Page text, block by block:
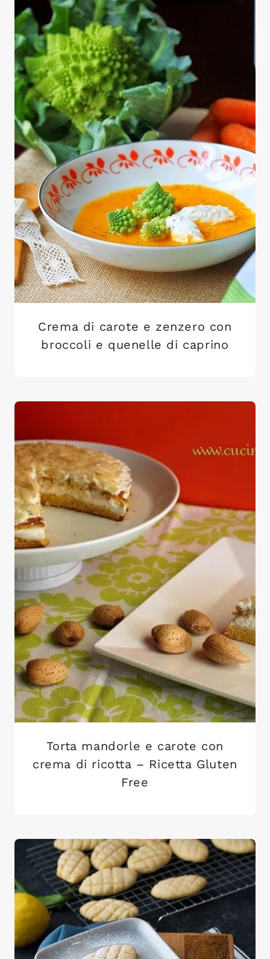
Crema di carote e zenzero con
broccoli e quenelle di caprino
Torta mandorle e carote con
crema di ricotta – Ricetta Gluten
Free